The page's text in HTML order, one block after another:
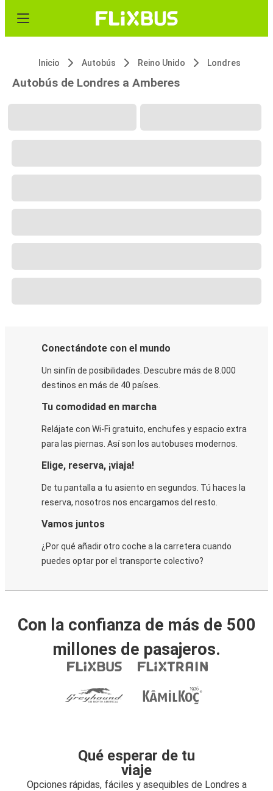
Inicio Autobús Reino Unido Londres
Autobús de Londres a Amberes
Conectándote con el mundo
Un sinfín de posibilidades. Descubre más de 8.000
destinos en más de 40 países.
Tu comodidad en marcha
Relájate con Wi-Fi gratuito, enchufes y espacio extra
para las piernas. Así son los autobuses modernos.
Elige, reserva, ¡viaja!
De tu pantalla a tu asiento en segundos. Tú haces la
reserva, nosotros nos encargamos del resto.
Vamos juntos
¿Por qué añadir otro coche a la carretera cuando
puedes optar por el transporte colectivo?
Con la confianza de más de 500
millones de pasajeros.
Qué esperar de tu
viaje
Opciones rápidas, fáciles y asequibles de Londres a